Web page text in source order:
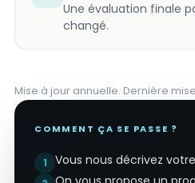
Une évaluation finale
changé.
Mise à jour annuelle. Dernière
COMMENT ÇA SE PASSE ?
1 Vous nous décrivez